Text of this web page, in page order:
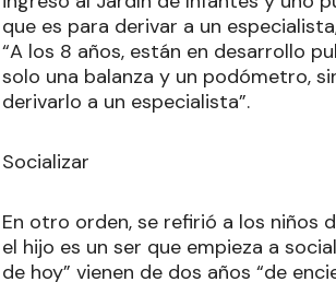
que es para derivar a un
“A los 8 años, están en desarrollo
solo una balanza y un podómetro,
derivarlo a un especialista”.
Socializar
En otro orden, se refirió a los niños
el hijo es un ser que empieza a
de hoy” vienen de dos años “de